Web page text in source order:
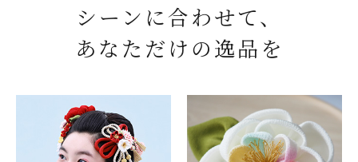
シーンに合わせて、
あなただけの逸品を